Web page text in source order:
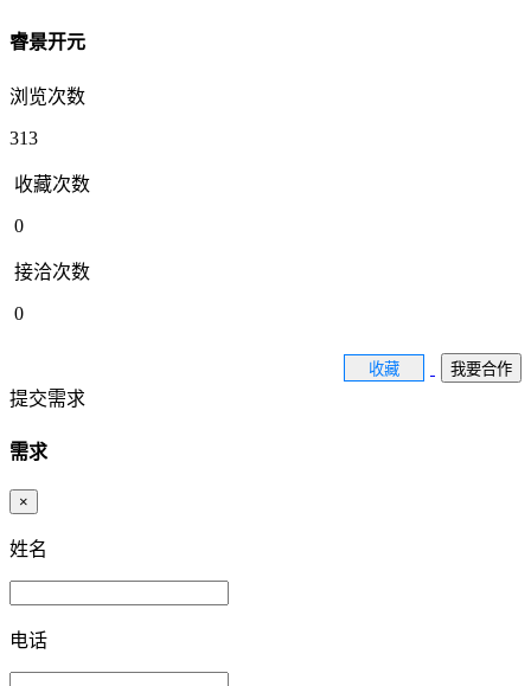
睿景开元
浏览次数
313
收藏次数
0
接洽次数
0
收藏 我要合作
提交需求
需求
×
姓名
电话